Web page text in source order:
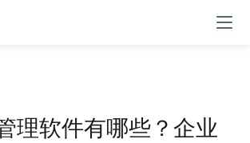
理软件有哪些？企业